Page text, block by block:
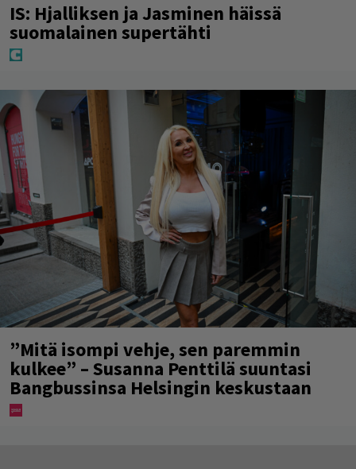
IS: Hjalliksen ja Jasminen häissä
suomalainen supertähti
”Mitä isompi vehje, sen paremmin
kulkee” – Susanna Penttilä suuntasi
Bangbussinsa Helsingin keskustaan